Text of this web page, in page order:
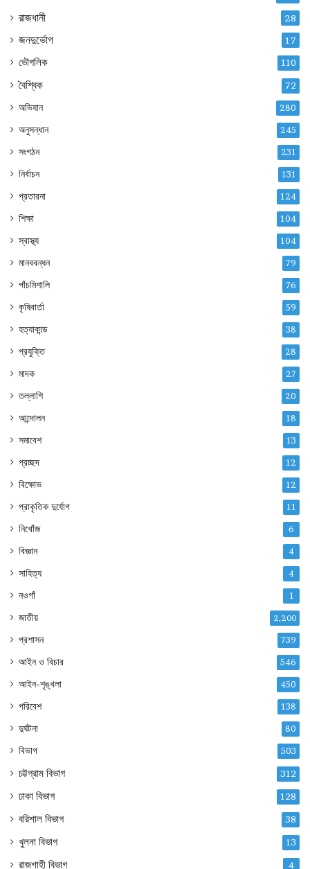
রাজধানী 28
জনদুর্ভোগ 17
ভৌগলিক 110
বৈশ্বিক 72
অভিযান 280
অনুসন্ধান 245
সংগঠন 231
নির্বাচন 131
প্রতারনা 124
শিক্ষা 104
স্বাস্থ্য 104
মানববন্ধন 79
পাঁচমিশালি 76
কৃষিবার্তা 59
হত্যাকান্ড 38
প্রযুক্তি 28
মাদক 27
তল্লাশি 20
আন্দোলন 18
সমাবেশ 13
প্রচ্ছদ 12
বিক্ষোভ 12
প্রাকৃতিক দুর্যোগ 11
নিখোঁজ 6
বিজ্ঞান 4
সাহিত্য 4
নওগাঁ 1
জাতীয় 2,200
প্রশাসন 739
আইন ও বিচার 546
আইন-শৃঙ্খলা 450
পরিবেশ 138
দুর্ঘটনা 80
বিভাগ 503
চট্টগ্রাম বিভাগ 312
ঢাকা বিভাগ 128
বরিশাল বিভাগ 38
খুলনা বিভাগ 13
রাজশাহী বিভাগ 4